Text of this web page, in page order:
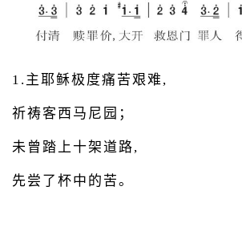
1.主耶稣极度痛苦艰难,
祈祷客西马尼园；
未曾踏上十架道路,
先尝了杯中的苦。